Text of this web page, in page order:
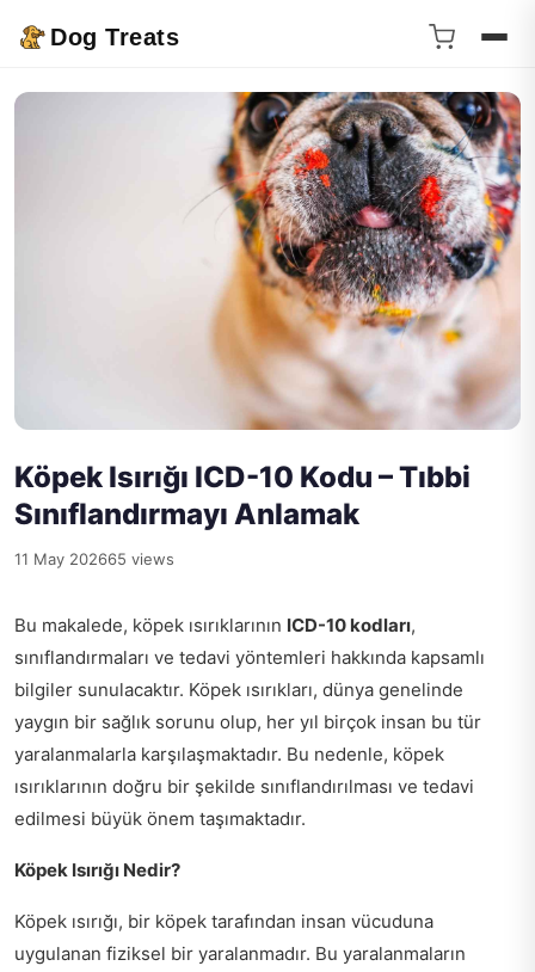
Dog Treats
Köpek Isırığı ICD-10 Kodu – Tıbbi
Sınıflandırmayı Anlamak
11 May 202665 views
Bu makalede, köpek ısırıklarının ICD-10 kodları,
sınıflandırmaları ve tedavi yöntemleri hakkında kapsamlı
bilgiler sunulacaktır. Köpek ısırıkları, dünya genelinde
yaygın bir sağlık sorunu olup, her yıl birçok insan bu tür
yaralanmalarla karşılaşmaktadır. Bu nedenle, köpek
ısırıklarının doğru bir şekilde sınıflandırılması ve tedavi
edilmesi büyük önem taşımaktadır.
Köpek Isırığı Nedir?
Köpek ısırığı, bir köpek tarafından insan vücuduna
uygulanan fiziksel bir yaralanmadır. Bu yaralanmaların